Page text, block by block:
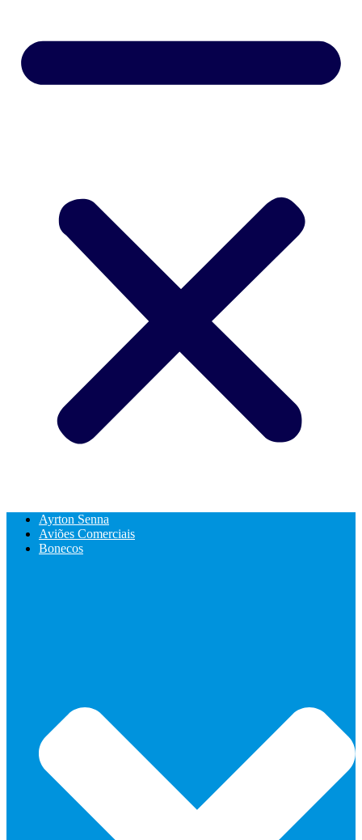
Ayrton Senna
Aviões Comerciais
Bonecos